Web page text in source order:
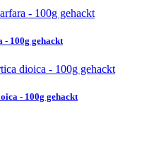
100g gehackt
- 100g gehackt